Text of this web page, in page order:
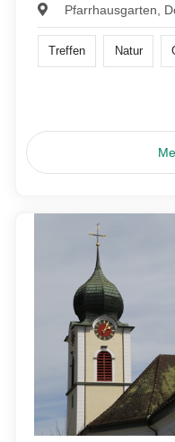
Pfarrhausgarten,
Treffen Natur